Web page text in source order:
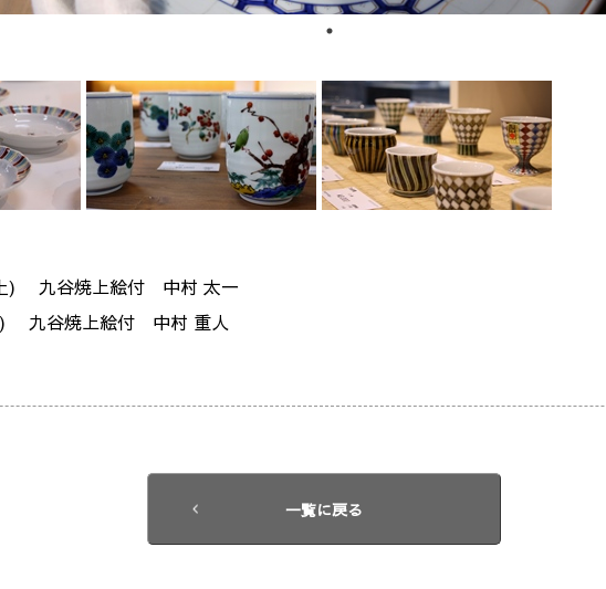
) 九谷焼上絵付 中村 太一
九谷焼上絵付 中村 重人
一覧に戻る